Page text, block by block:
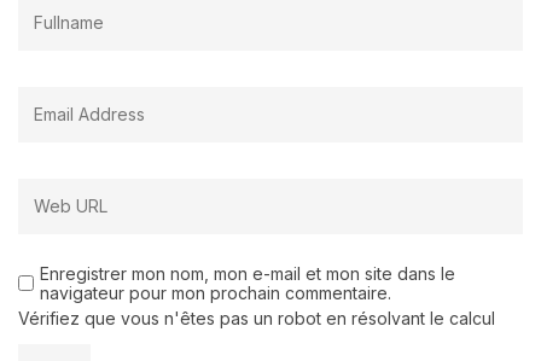
Enregistrer mon nom, mon e-mail et mon site dans le
navigateur pour mon prochain commentaire.
Vérifiez que vous n'êtes pas un robot en résolvant le calcul